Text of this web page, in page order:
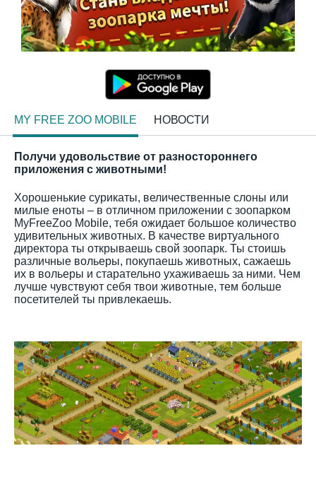
MY FREE ZOO MOBILE НОВОСТИ
Получи удовольствие от разностороннего
приложения с животными!
Хорошенькие сурикаты, величественные слоны или
милые еноты – в отличном приложении с зоопарком
MyFreeZoo Mobile, тебя ожидает большое количество
удивительных животных. В качестве виртуального
директора ты открываешь свой зоопарк. Ты стоишь
различные вольеры, покупаешь животных, сажаешь
их в вольеры и старательно ухаживаешь за ними. Чем
лучше чувствуют себя твои животные, тем больше
посетителей ты привлекаешь.